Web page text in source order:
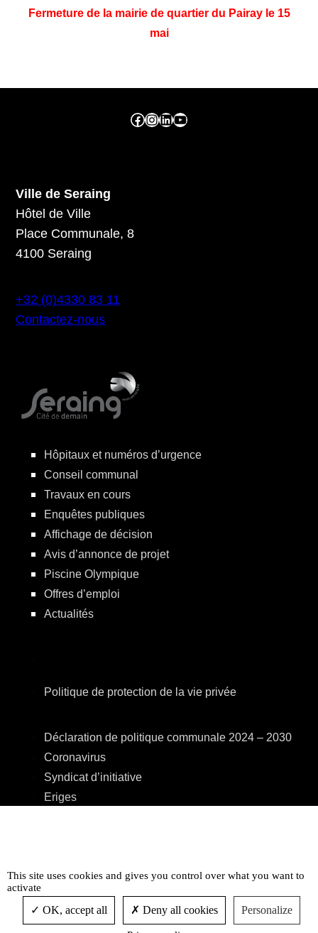
Fermeture de la mairie de quartier du Pairay le 15
mai
Facebook ville de seraing Instragram ville de seraing linkedin – ville de seraing YouTube
Ville de Seraing
Hôtel de Ville
Place Communale, 8
4100 Seraing
+32 (0)4330 83 11
Contactez-nous
Hôpitaux et numéros d’urgence
Conseil communal
Travaux en cours
Enquêtes publiques
Affichage de décision
Avis d’annonce de projet
Piscine Olympique
Offres d’emploi
Actualités
Politique de protection de la vie privée
Déclaration de politique communale 2024 – 2030
Coronavirus
Syndicat d’initiative
Eriges
Accessibilité
This site uses cookies and gives you control over what you want to
activate
OK, accept all Deny all cookies Personalize